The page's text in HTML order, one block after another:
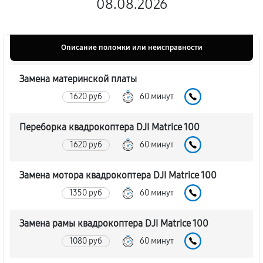
08.08.2026
Описание поломки или неисправности
Замена материнской платы
1620 руб 60 минут
Переборка квадрокоптера DJI Matrice 100
1620 руб 60 минут
Замена мотора квадрокоптера DJI Matrice 100
1350 руб 60 минут
Замена рамы квадрокоптера DJI Matrice 100
1080 руб 60 минут